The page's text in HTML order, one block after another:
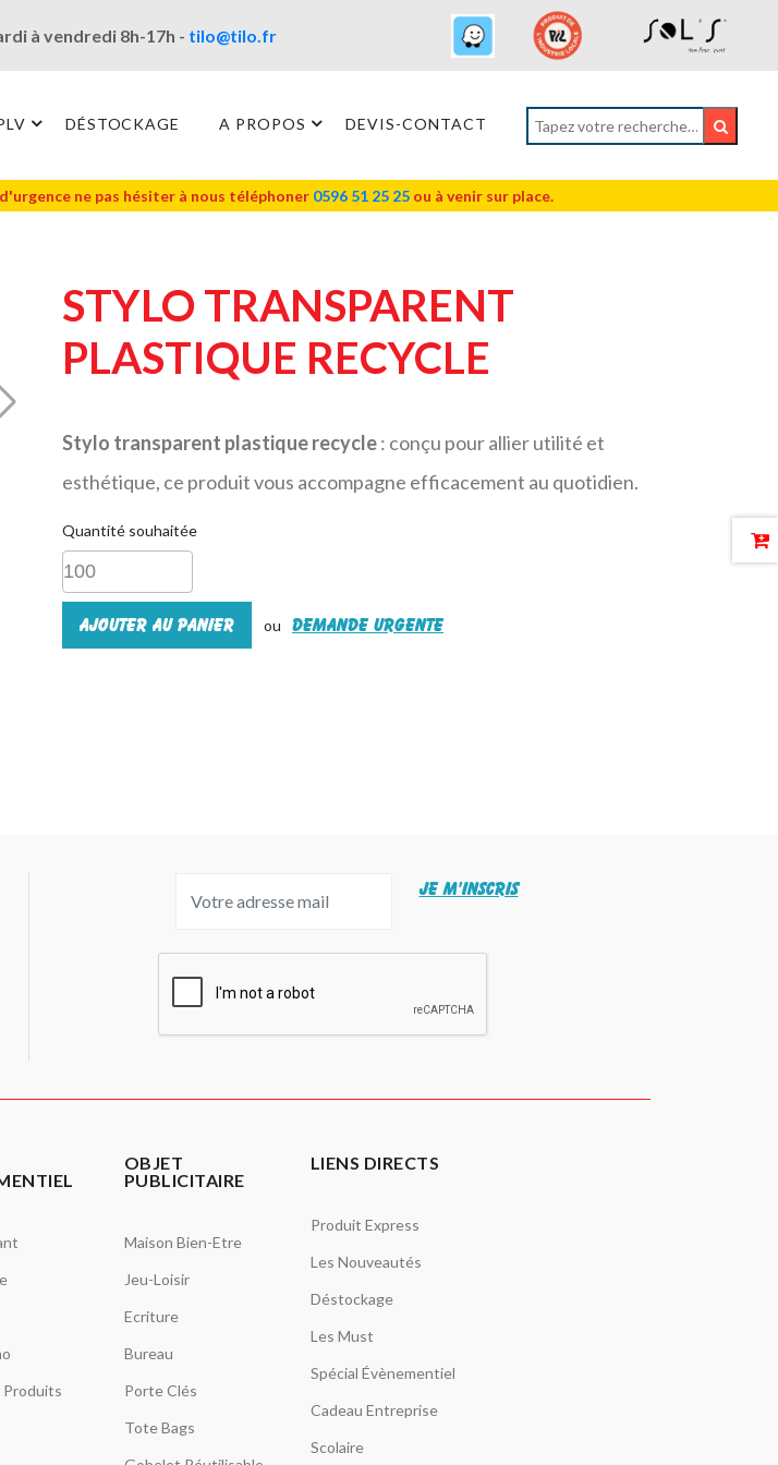
à vendredi 8h-17h - tilo@tilo.fr
DÉSTOCKAGE A PROPOS DEVIS-CONTACT
ne pas hésiter à nous téléphoner 0596 51 25 25 ou à venir sur place.
STYLO TRANSPARENT
PLASTIQUE RECYCLE
Stylo transparent plastique recycle: conçu pour allier utilité et
esthétique, ce produit vous accompagne efficacement au quotidien.
Quantité souhaitée
Ajouter au panier ou Demande urgente
JE M'INSCRIS
Produits
OBJET
PUBLICITAIRE
Maison Bien-Etre
Jeu-Loisir
Ecriture
Bureau
Porte Clés
Tote Bags
LIENS DIRECTS
Produit Express
Les Nouveautés
Déstockage
Les Must
Spécial Évènementiel
Cadeau Entreprise
Scolaire